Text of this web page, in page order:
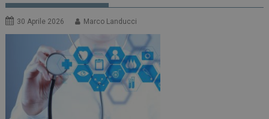
30 Aprile 2026 Marco Landucci